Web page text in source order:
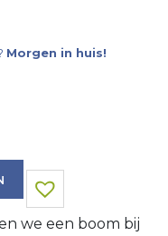
Morgen in huis!
we een boom bij